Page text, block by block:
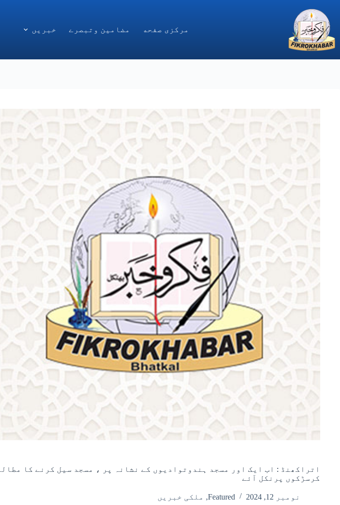
content
مركزى صفحه
مضامین وتبصرے خبریں
اتراکھنڈ : اب ایک اور مسجد ہندوتوادیوں کے نشانہ پر ، مسجد سیل کرنے کا
کرسڑکوں پرنکل آئے
نومبر 12, 2024 Featured
, ملکی خبریں